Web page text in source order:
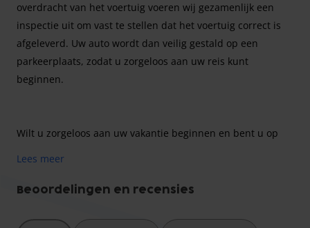
overdracht van het voertuig voeren wij gezamenlijk een
inspectie uit om vast te stellen dat het voertuig correct is
afgeleverd. Uw auto wordt dan veilig gestald op een
parkeerplaats, zodat u zorgeloos aan uw reis kunt
beginnen.
Wilt u zorgeloos aan uw vakantie beginnen en bent u op
Kies voor een betrouwbare parkeeraanbieder en maak uw
te rijden en uw auto daar in goede handen achter te laten!
Lees meer
Beoordelingen en recensies